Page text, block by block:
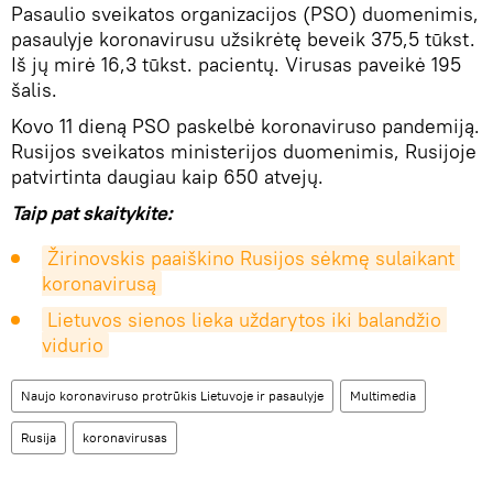
Pasaulio sveikatos organizacijos (PSO) duomenimis,
pasaulyje koronavirusu užsikrėtę beveik 375,5 tūkst.
Iš jų mirė 16,3 tūkst. pacientų. Virusas paveikė 195
šalis.
Kovo 11 dieną PSO paskelbė koronaviruso pandemiją.
Rusijos sveikatos ministerijos duomenimis, Rusijoje
patvirtinta daugiau kaip 650 atvejų.
Taip pat skaitykite:
Žirinovskis paaiškino Rusijos sėkmę sulaikant
koronavirusą
Lietuvos sienos lieka uždarytos iki balandžio
vidurio
Naujo koronaviruso protrūkis Lietuvoje ir pasaulyje Multimedia
Rusija koronavirusas